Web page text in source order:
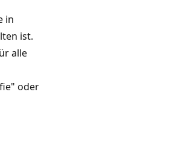
in
ist.
alle
oder